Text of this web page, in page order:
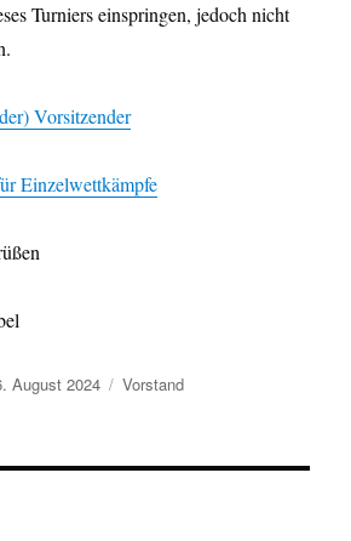
Turniers einspringen, jedoch nicht
Vorsitzender
Einzelwettkämpfe
August 2024 Kategorien
Vorstand